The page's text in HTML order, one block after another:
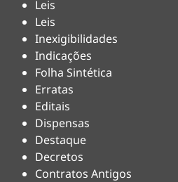
Leis
Leis
Inexigibilidades
Indicações
Folha Sintética
Erratas
Editais
Dispensas
Destaque
Decretos
Contratos Antigos